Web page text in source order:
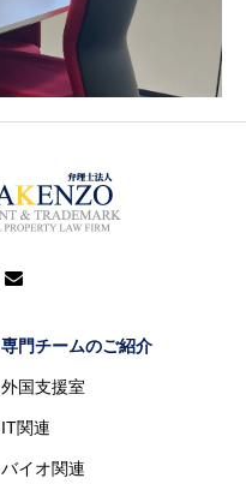
専門チームのご紹介
外国支援室
IT関連
バイオ関連